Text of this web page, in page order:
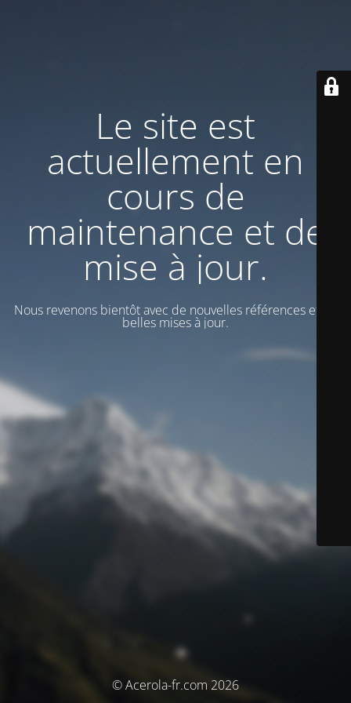
Le site est
actuellement en
cours de
maintenance et de
mise à jour.
Nous revenons bientôt avec de nouvelles références et de
belles mises à jour.
© Acerola-fr.com 2026